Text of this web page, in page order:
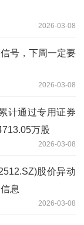
2026-03-08
号，下周一定要
2026-03-08
计通过专用证券
万股
2026-03-08
股价异动
息
2026-03-08